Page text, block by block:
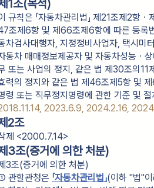
1조(목적)
규칙은 「자동차관리법」 제21조제2
조제6항 및 제66조제6항에 따른 등록
차검사대행자, 지정정비사업자, 택시미
동차 매매정보제공자 및 자동차성능ㆍ
또는 사업의 정지, 같은 법 제30조의11
력의 정지와 같은 법 제46조제5항 및
령 또는 직무정지명령에 관한 기준 및
2023.6.9, 2024.2.16,
2조
제 <2000.7.14>
3조(증거에 의한 처분)
3조(증거에 의한 처분)
관할관청은 「자동차관리법」(이하 "법"